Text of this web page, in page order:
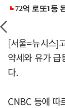
[서울=뉴시스]
약세와 유가 급
다.
CNBC 등에 따